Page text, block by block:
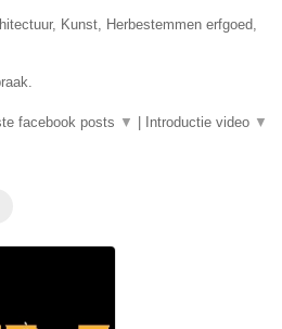
Kunst, Herbestemmen erfgoed,
facebook posts ▼ Introductie video ▼